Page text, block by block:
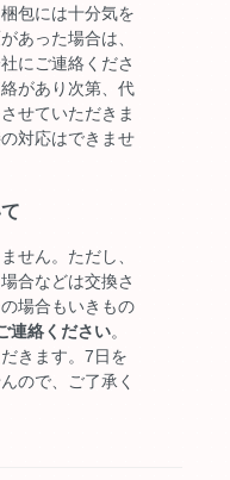
包には十分気を
あった場合は、
にご連絡くださ
があり次第、代
せていただきま
対応はできませ
せん。ただし、
合などは交換さ
場合もいきもの
連絡ください。
きます。7日を
ので、ご了承く